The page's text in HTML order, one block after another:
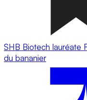
SHB Biotech lauréate
du bananier